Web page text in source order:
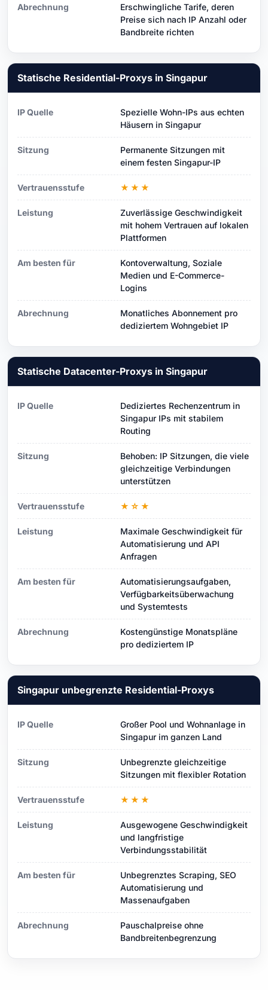
Abrechnung
Erschwingliche Tarife, deren
Preise sich nach IP Anzahl oder
Bandbreite richten
Statische Residential-Proxys in Singapur
IP Quelle
Spezielle Wohn-IPs aus echten
Häusern in Singapur
Sitzung
Permanente Sitzungen mit
einem festen Singapur-IP
Vertrauensstufe ★★★
Leistung
Zuverlässige Geschwindigkeit
mit hohem Vertrauen auf lokalen
Plattformen
Am besten für
Kontoverwaltung, Soziale
Medien und E-Commerce-
Logins
Abrechnung
Monatliches Abonnement pro
dediziertem Wohngebiet IP
Statische Datacenter-Proxys in Singapur
IP Quelle
Dediziertes Rechenzentrum in
Singapur IPs mit stabilem
Routing
Sitzung
Behoben: IP Sitzungen, die viele
gleichzeitige Verbindungen
unterstützen
Vertrauensstufe ★☆★
Leistung
Maximale Geschwindigkeit für
Automatisierung und API
Anfragen
Am besten für
Automatisierungsaufgaben,
Verfügbarkeitsüberwachung
und Systemtests
Abrechnung
Kostengünstige Monatspläne
pro dediziertem IP
Singapur unbegrenzte Residential-Proxys
IP Quelle
Großer Pool und Wohnanlage in
Singapur im ganzen Land
Sitzung
Unbegrenzte gleichzeitige
Sitzungen mit flexibler Rotation
Vertrauensstufe ★★★
Leistung
Ausgewogene Geschwindigkeit
und langfristige
Verbindungsstabilität
Am besten für
Unbegrenztes Scraping, SEO
Automatisierung und
Massenaufgaben
Abrechnung
Pauschalpreise ohne
Bandbreitenbegrenzung